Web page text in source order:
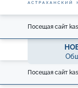
Посещая сайт
Посещая сайт